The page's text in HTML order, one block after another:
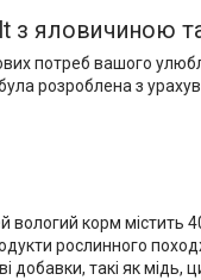
з яловичиною
потреб вашого
розроблена з
вологий корм
рослинного
добавки, такі як мідь,